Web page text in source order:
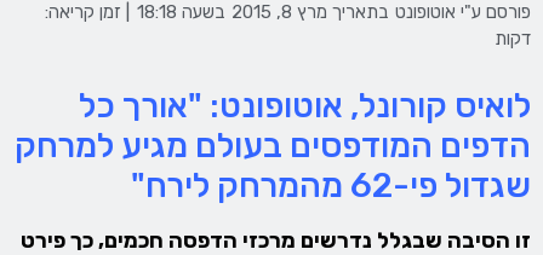
פורסם ע"י אוטופונט בתאריך מרץ 8, 2015 בשעה
| זמן קריאה:
דקות
לואיס קורונל, אוטופונט: "אורך כל
הדפים המודפסים בעולם מגיע למרחק
שגדול פי-62 מהמרחק לירח"
זו הסיבה שבגלל נדרשים מרכזי הדפסה חכמים, כך פירט